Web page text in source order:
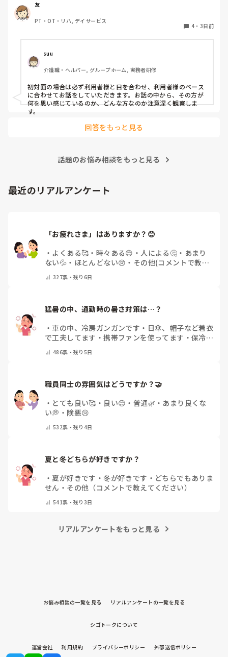
友
PT・OT・リハ, デイサービス
4 ・ 3日前
suu
介護職・ヘルパー, グループホーム, 実務者研修
初対面の場合は必ず利用者様と目を合わせ、利用者様のペース
に合わせてお話をしていただきます。お話の中から、その方が
何を思い感じているのか、どんな方なのか注意深く観察しま
す。
回答をもっと見る
話題のお悩み相談をもっと見る
最近のリアルアンケート
「お疲れさま」はありますか？😊
・ よくある🥰 ・ 時々ある😊 ・ 人による🤔 ・ あまり
ない💦 ・ ほとんどない😢 ・ その他(コメントで教え
327票・残り6日
猛暑の中、通勤時の暑さ対策は…？
・車の中、冷房ガンガンです ・ 日傘、帽子など着衣
で工夫してます ・携帯ファンを使ってます ・ 保冷剤
ん ・その他（コメントで教えて下さい）
486票・残り5日
職員同士の雰囲気はどうですか？🤝
・ とても良い🥰 ・ 良い😊 ・ 普通🌿 ・ あまり良くな
い💭 ・ 険悪😢
532票・残り4日
夏と冬どちらが好きですか？
・ 夏が好きです ・冬が好きです ・ どちらでもありま
せん ・ その他（コメントで教えてください）
541票・残り3日
リアルアンケートをもっと見る
お悩み相談の一覧を見る リアルアンケートの一覧を見る
シゴトークについて
運営会社 利用規約 プライバシーポリシー 外部送信ポリシー